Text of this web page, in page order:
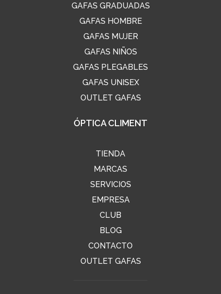
GAFAS GRADUADAS
GAFAS HOMBRE
GAFAS MUJER
GAFAS NIÑOS
GAFAS PLEGABLES
GAFAS UNISEX
OUTLET GAFAS
ÓPTICA CLIMENT
TIENDA
MARCAS
SERVICIOS
EMPRESA
CLUB
BLOG
CONTACTO
OUTLET GAFAS